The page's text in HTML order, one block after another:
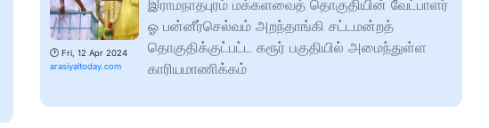
🕑 Fri, 12 Apr 2024
arasiyaltoday.com
இராமநாதபுரம் மக்களவைத் தொகுதியின் வேட்பாளர்
ஓ பன்னீர்செல்வம் அறந்தாங்கி சட்டமன்றத்
தொகுதிக்குட்பட்ட கரூர் பகுதியில் அமைந்துள்ள
காரியமாணிக்கம்